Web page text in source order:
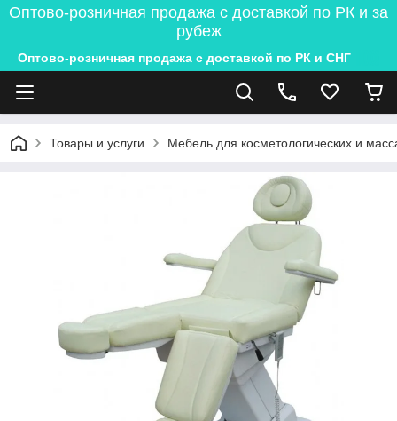
Оптово-розничная продажа с доставкой по РК и за
рубеж
Оптово-розничная продажа с доставкой по РК и СНГ
Товары и услуги Мебель для косметологических и